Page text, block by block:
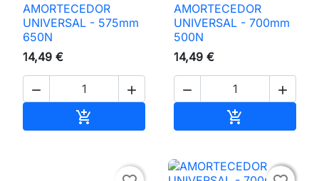
AMORTECEDOR
UNIVERSAL - 575mm
650N
14,49 €
 

AMORTECEDOR
UNIVERSAL - 700mm
500N
14,49 €
 
